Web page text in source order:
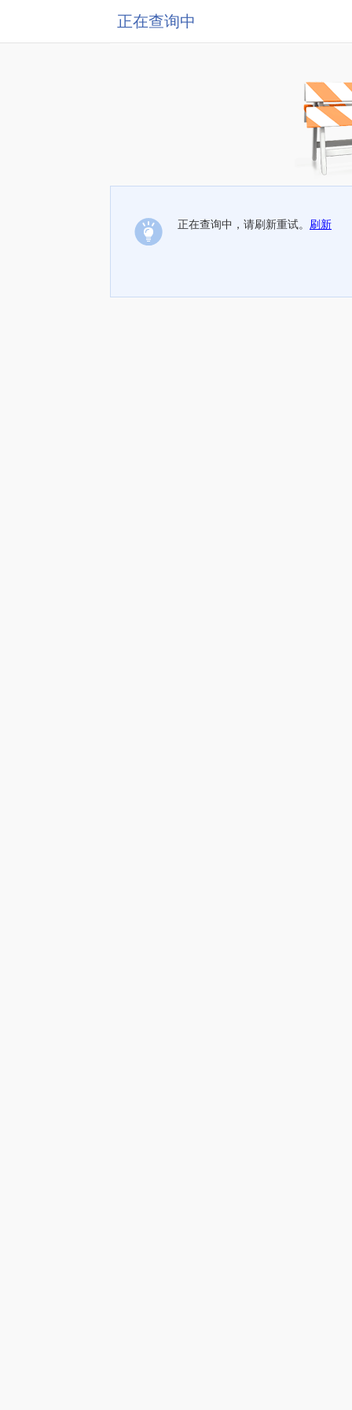
正在查询中
正在查询中，请刷新重试。 刷新